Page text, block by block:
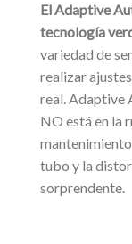
El Adaptive
tecnología
variedad de
realizar
real. Adaptive
NO está en la
tubo y la
sorprendente.